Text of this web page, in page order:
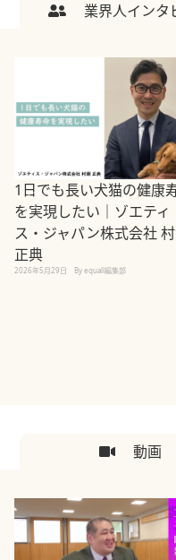
業界人インタ
1日でも長い犬猫の健康
を実現したい｜ゾエティ
ス・ジャパン株式会社
正典
2026年5月29日 By equall編集部
動画